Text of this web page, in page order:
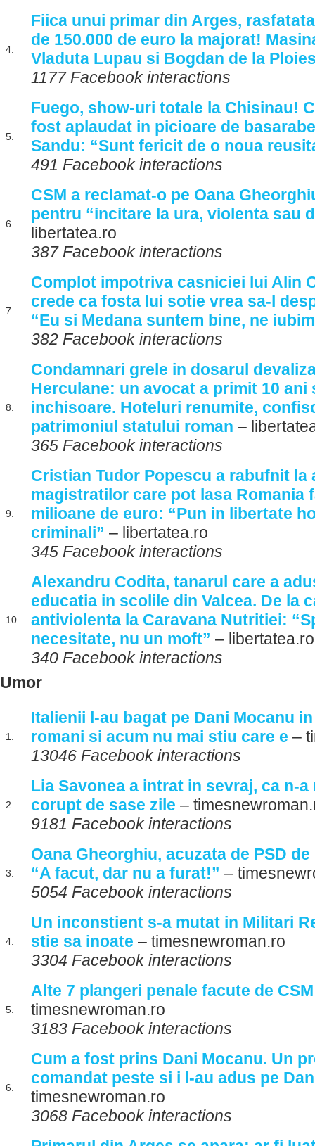
4.
Fiica unui primar din Arges,
de 150.000 de euro la majorat!
Vladuta Lupau si Bogdan de la
1177 Facebook interactions
5.
Fuego, show-uri totale la Chisinau!
fost aplaudat in picioare de
Sandu: “Sunt fericit de o noua
491 Facebook interactions
6.
CSM a reclamat-o pe Oana
pentru “incitare la ura, violenta sau
libertatea.ro
387 Facebook interactions
7.
Complot impotriva casniciei lui Alin
crede ca fosta lui sotie vrea sa-l
“Eu si Medana suntem bine, ne
382 Facebook interactions
8.
Condamnari grele in dosarul
Herculane: un avocat a primit 10 ani
inchisoare. Hoteluri renumite,
patrimoniul statului roman –
365 Facebook interactions
9.
Cristian Tudor Popescu a rabufnit la
magistratilor care pot lasa Romania
milioane de euro: “Pun in libertate
criminali” – libertatea.ro
345 Facebook interactions
10.
Alexandru Codita, tanarul care a
educatia in scolile din Valcea. De la
antiviolenta la Caravana Nutritiei:
necesitate, nu un moft” – libertatea.ro
340 Facebook interactions
Umor
1.
Italienii l-au bagat pe Dani Mocanu
romani si acum nu mai stiu care e –
13046 Facebook interactions
2.
Lia Savonea a intrat in sevraj, ca n-
corupt de sase zile –
9181 Facebook interactions
3.
Oana Gheorghiu, acuzata de PSD
“A facut, dar nu a furat!” –
5054 Facebook interactions
4.
Un inconstient s-a mutat in Militari
stie sa inoate – timesnewroman.ro
3304 Facebook interactions
5.
Alte 7 plangeri penale facute de CSM
timesnewroman.ro
3183 Facebook interactions
6.
Cum a fost prins Dani Mocanu. Un
comandat peste si i l-au adus pe
timesnewroman.ro
3068 Facebook interactions